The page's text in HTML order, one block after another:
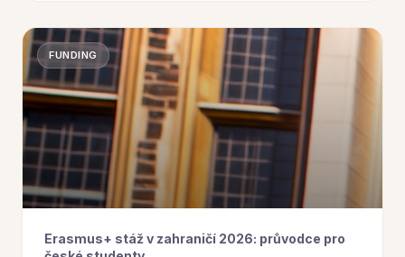
FUNDING
Erasmus+ stáž v zahraničí 2026: průvodce pro